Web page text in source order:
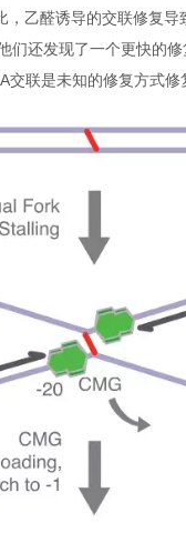
，乙醛诱导的交联修复导
们还发现了一个更快的
交联是未知的修复方式修